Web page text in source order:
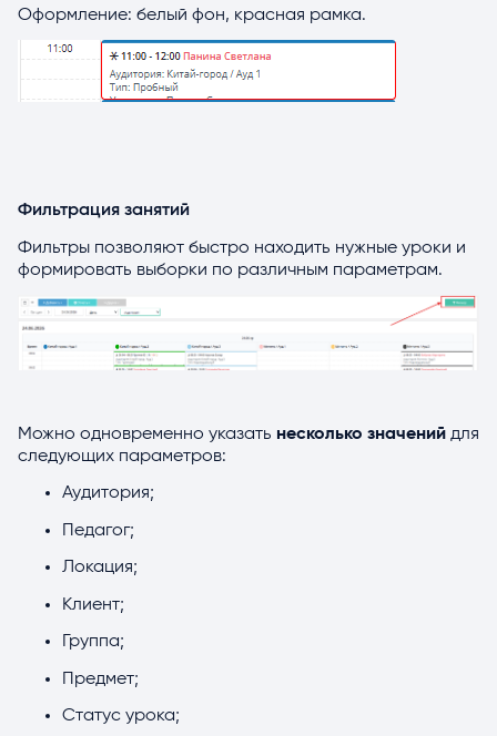
Оформление: белый фон, красная рамка.
Фильтрация занятий
Фильтры позволяют быстро находить нужные уроки и
формировать выборки по различным параметрам.
Можно одновременно указать несколько значений для
следующих параметров:
Аудитория;
Педагог;
Локация;
Клиент;
Группа;
Предмет;
Статус урока;